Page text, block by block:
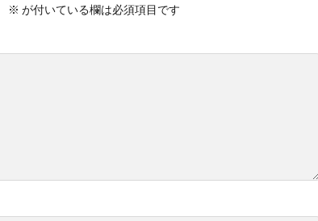
※ が付いている欄は必須項目です